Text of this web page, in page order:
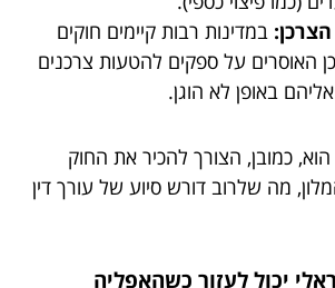
במדינות רבות קיימים חוקים
האוסרים על ספקים להטעות צרכנים
באופן לא הוגן.
הוא, כמובן, הצורך להכיר את החוק
מה שלרוב דורש סיוע של עורך דין
יכול לעזור כשהאפליה